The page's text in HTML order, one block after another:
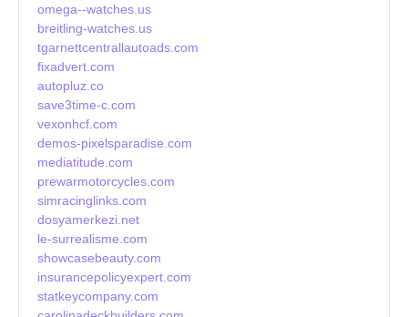
omega--watches.us
breitling-watches.us
tgarnettcentrallautoads.com
fixadvert.com
autopluz.co
save3time-c.com
vexonhcf.com
demos-pixelsparadise.com
mediatitude.com
prewarmotorcycles.com
simracinglinks.com
dosyamerkezi.net
le-surrealisme.com
showcasebeauty.com
insurancepolicyexpert.com
statkeycompany.com